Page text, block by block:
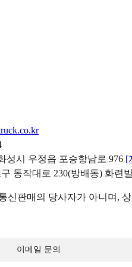
성시 우정읍 포승항남로 976 [
동작대로 230(방배동) 화련
판매의 당사자가 아니며,
이메일 문의